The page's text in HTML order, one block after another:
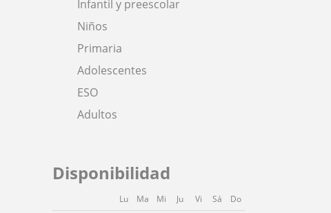
Infantil y preescolar
Niños
Primaria
Adolescentes
ESO
Adultos
Disponibilidad
Lu Ma Mi Ju Vi Sá
Do